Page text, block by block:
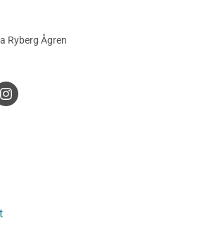
Behandlat
Fingerskarvat
Fingerskarvat Obehandlat
beklädnad Behandlat
beklädnad Obehandlat
Ryberg Ågren